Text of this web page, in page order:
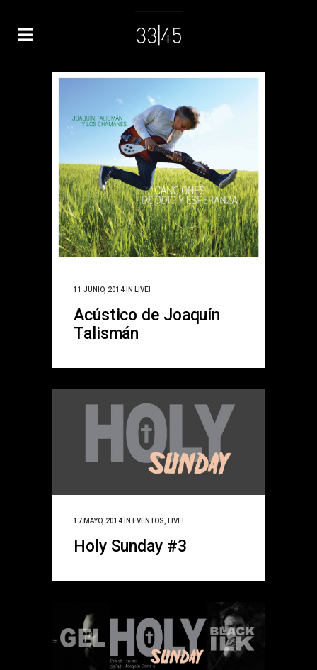
11 JUNIO, 2014 IN LIVE!
Acústico de Joaquín
Talismán
17 MAYO, 2014 IN EVENTOS, LIVE!
Holy Sunday #3